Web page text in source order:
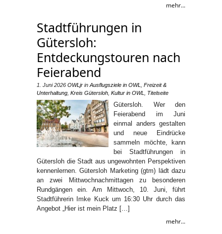
mehr...
Stadtführungen in
Gütersloh:
Entdeckungstouren nach
Feierabend
1. Juni 2026 OWLjr in Ausflugsziele in OWL
Freizeit &
Unterhaltung Kreis Gütersloh Kultur in OWL Titelseite
Gütersloh. Wer den
Feierabend im Juni
einmal anders gestalten
und neue Eindrücke
sammeln möchte, kann
bei Stadtführungen in
Gütersloh die Stadt aus ungewohnten Perspektiven
kennenlernen. Gütersloh Marketing (gtm) lädt dazu
an zwei Mittwochnachmittagen zu besonderen
Rundgängen ein. Am Mittwoch, 10. Juni, führt
Stadtführerin Imke Kuck um 16:30 Uhr durch das
Angebot „Hier ist mein Platz […]
mehr...